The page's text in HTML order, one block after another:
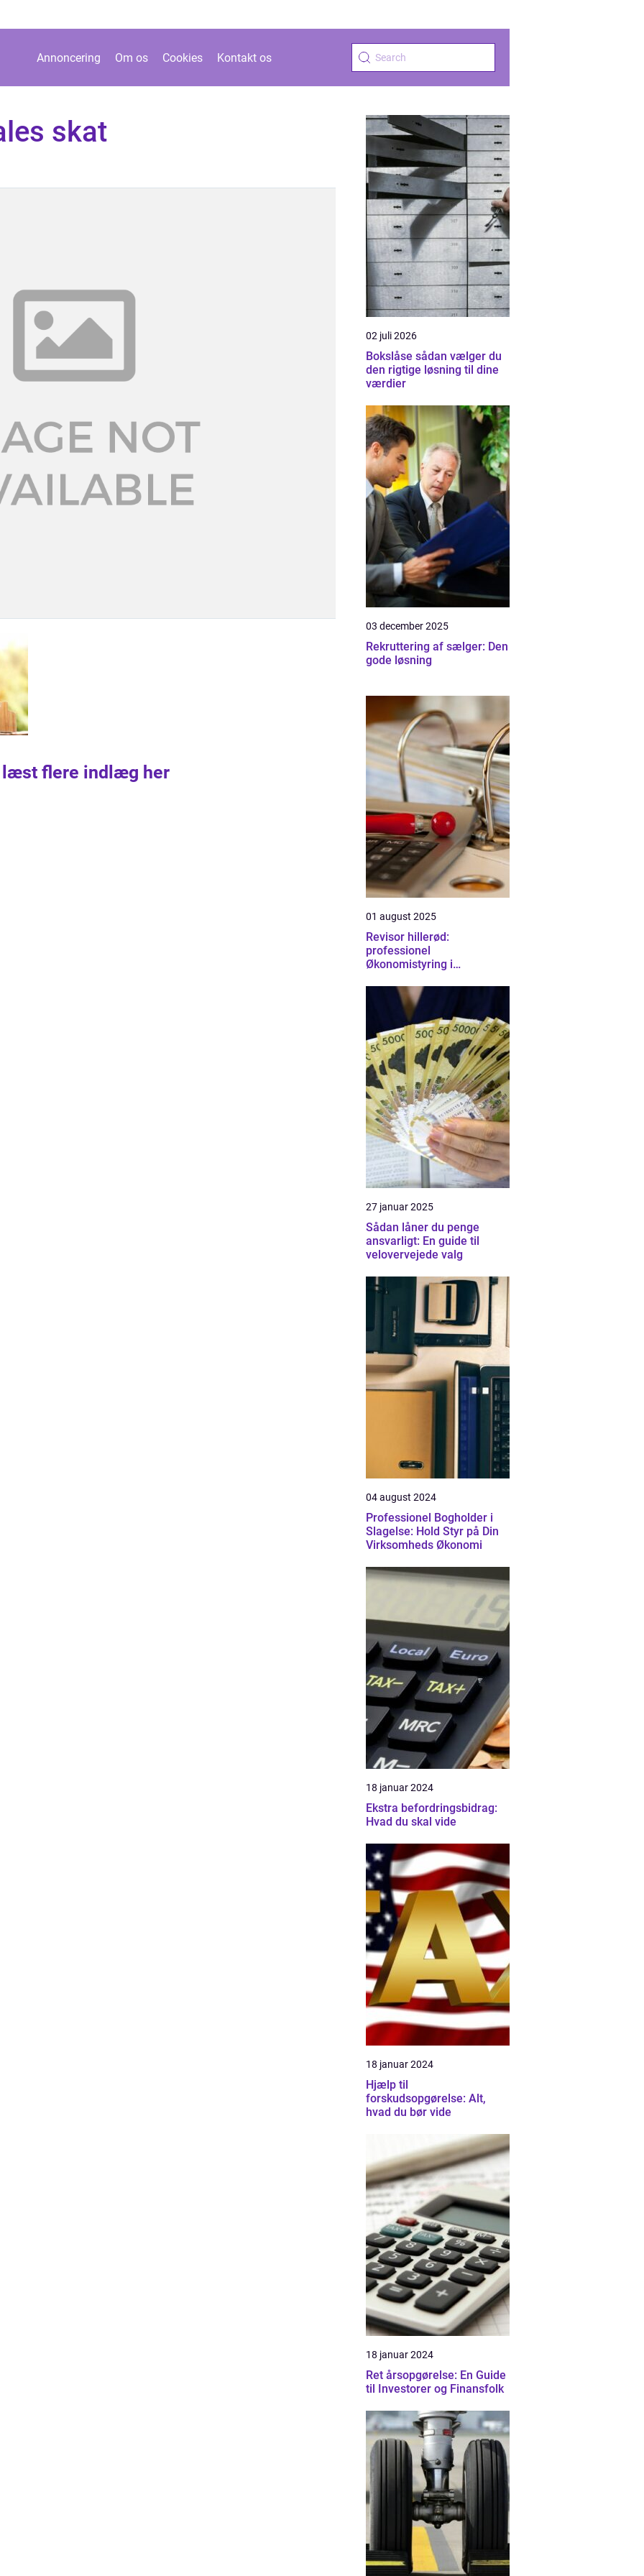
Annoncering Om os Cookies Kontakt os
skat
læst flere indlæg her
02 juli 2026
Bokslåse sådan vælger du
den rigtige løsning til dine
værdier
03 december 2025
Rekruttering af sælger: Den
gode løsning
01 august 2025
Revisor hillerød:
professionel
Økonomistyring i
27 januar 2025
Sådan låner du penge
ansvarligt: En guide til
velovervejede valg
04 august 2024
Professionel Bogholder i
Slagelse: Hold Styr på Din
Virksomheds Økonomi
18 januar 2024
Ekstra befordringsbidrag:
Hvad du skal vide
18 januar 2024
Hjælp til
forskudsopgørelse: Alt,
hvad du bør vide
18 januar 2024
Ret årsopgørelse: En Guide
til Investorer og Finansfolk